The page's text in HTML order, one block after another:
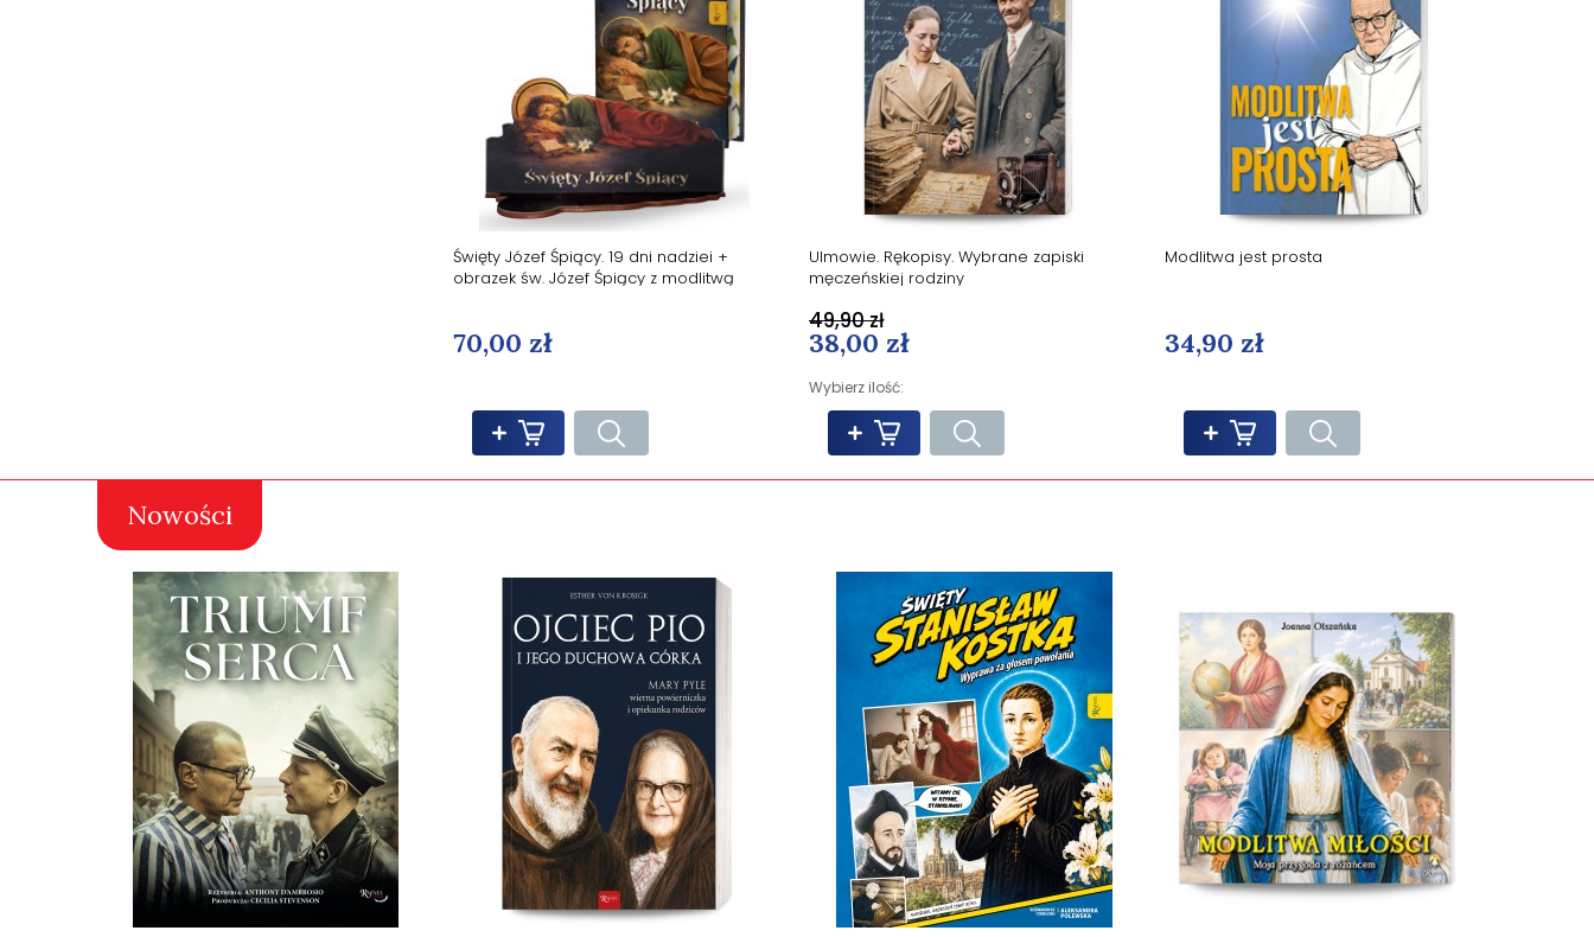
Święty Józef Śpiący. 19 dni nadziei +
obrazek św. Józef Śpiący z modlitwą
70,00 zł
Ulmowie. Rękopisy. Wybrane zapiski
męczeńskiej rodziny
38,00 zł
Wybierz ilość:
49,90 zł
Modlitwa jest prosta
34,90 zł
Nowości